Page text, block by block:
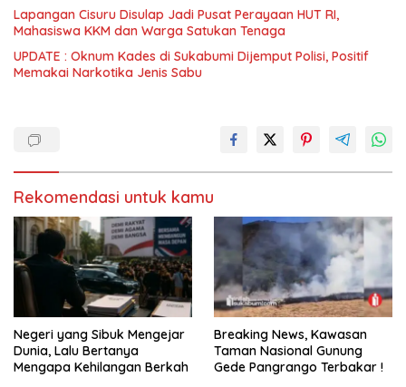
Lapangan Cisuru Disulap Jadi Pusat Perayaan HUT RI,
Mahasiswa KKM dan Warga Satukan Tenaga
UPDATE : Oknum Kades di Sukabumi Dijemput Polisi, Positif
Memakai Narkotika Jenis Sabu
Rekomendasi untuk kamu
Negeri yang Sibuk Mengejar
Dunia, Lalu Bertanya
Mengapa Kehilangan Berkah
Breaking News, Kawasan
Taman Nasional Gunung
Gede Pangrango Terbakar !